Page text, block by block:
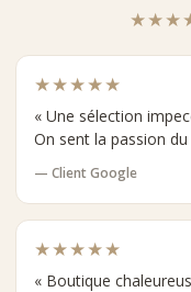
★★★★★
« Une sélection
On sent la passion
— Client Google
★★★★★
« Boutique